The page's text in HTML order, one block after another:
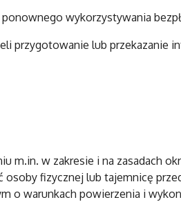
wykorzystywania
przygotowanie lub
m.in. w zakresie i na zasadach
fizycznej lub tajemnicę
o warunkach powierzenia i